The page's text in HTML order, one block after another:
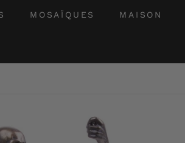
MOSAÏQUES MAISON